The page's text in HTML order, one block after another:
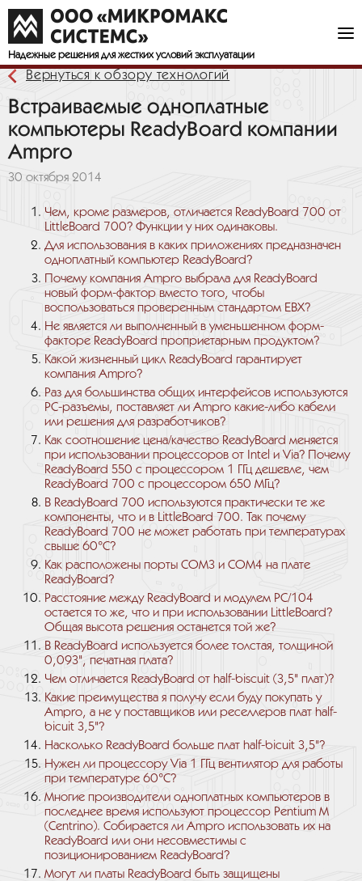
Надежные решения для жестких условий эксплуатации
Вернуться к обзору технологий
Встраиваемые одноплатные
компьютеры ReadyBoard компании
Ampro
30 октября 2014
Чем, кроме размеров, отличается ReadyBoard 700 от
LittleBoard 700? Функции у них одинаковы.
Для использования в каких приложениях предназначен
одноплатный компьютер ReadyBoard?
Почему компания Ampro выбрала для ReadyBoard
новый форм-фактор вместо того, чтобы
воспользоваться проверенным стандартом EBX?
Не является ли выполненный в уменьшенном форм-
факторе ReadyBoard проприетарным продуктом?
Какой жизненный цикл ReadyBoard гарантирует
компания Ampro?
Раз для большинства общих интерфейсов используются
РС-разъемы, поставляет ли Ampro какие-либо кабели
или решения для разработчиков?
Как соотношение цена/качество ReadyBoard меняется
при использовании процессоров от Intel и Via? Почему
ReadyBoard 550 с процессором 1 ГГц дешевле, чем
ReadyBoard 700 с процессором 650 МГц?
В ReadyBoard 700 используются практически те же
компоненты, что и в LittleBoard 700. Так почему
ReadyBoard 700 не может работать при температурах
свыше 60°C?
Как расположены порты СОМ3 и СОМ4 на плате
ReadyBoard?
Расстояние между ReadyBoard и модулем РС/104
остается то же, что и при использовании LittleBoard?
Общая высота решения останется той же?
В ReadyBoard используется более толстая, толщиной
0,093", печатная плата?
Чем отличается ReadyBoard от half-biscuit (3,5" плат)?
Какие преимущества я получу если буду покупать у
Ampro, а не у поставщиков или реселлеров плат half-
bicuit 3,5"?
Насколько ReadyBoard больше плат half-bicuit 3,5"?
Нужен ли процессору Via 1 ГГц вентилятор для работы
при температуре 60°С?
Многие производители одноплатных компьютеров в
последнее время используют процессор Pentium M
(Centrino). Собирается ли Ampro использовать их на
ReadyBoard или они несовместимы с
позиционированием ReadyBoard?
Могут ли платы ReadyBoard быть защищены